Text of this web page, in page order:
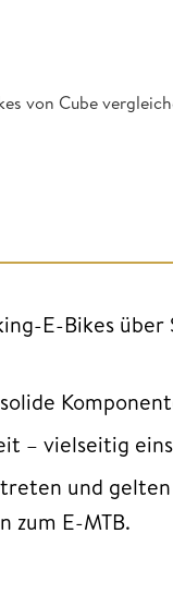
von Cube
E-Bikes über
– vielseitig
und
zum E-MTB.